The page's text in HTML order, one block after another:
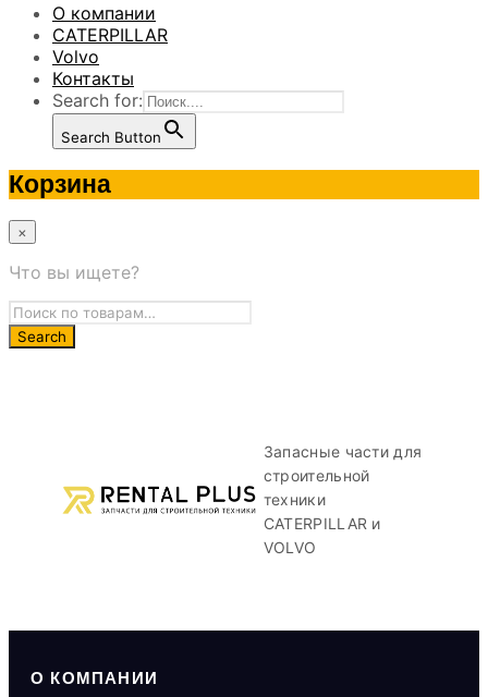
О компании
CATERPILLAR
Volvo
Контакты
Search for:
Search Button
Корзина
×
Что вы ищете?
Запасные части для
строительной
техники
CATERPILLAR и
VOLVO
О КОМПАНИИ